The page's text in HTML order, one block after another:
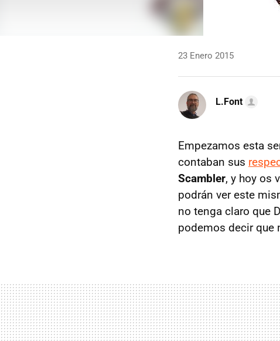
23 Enero 2015
L.Font
Empezamos esta
contaban sus
Scambler, y hoy os
podrán ver este
no tenga claro que
podemos decir que